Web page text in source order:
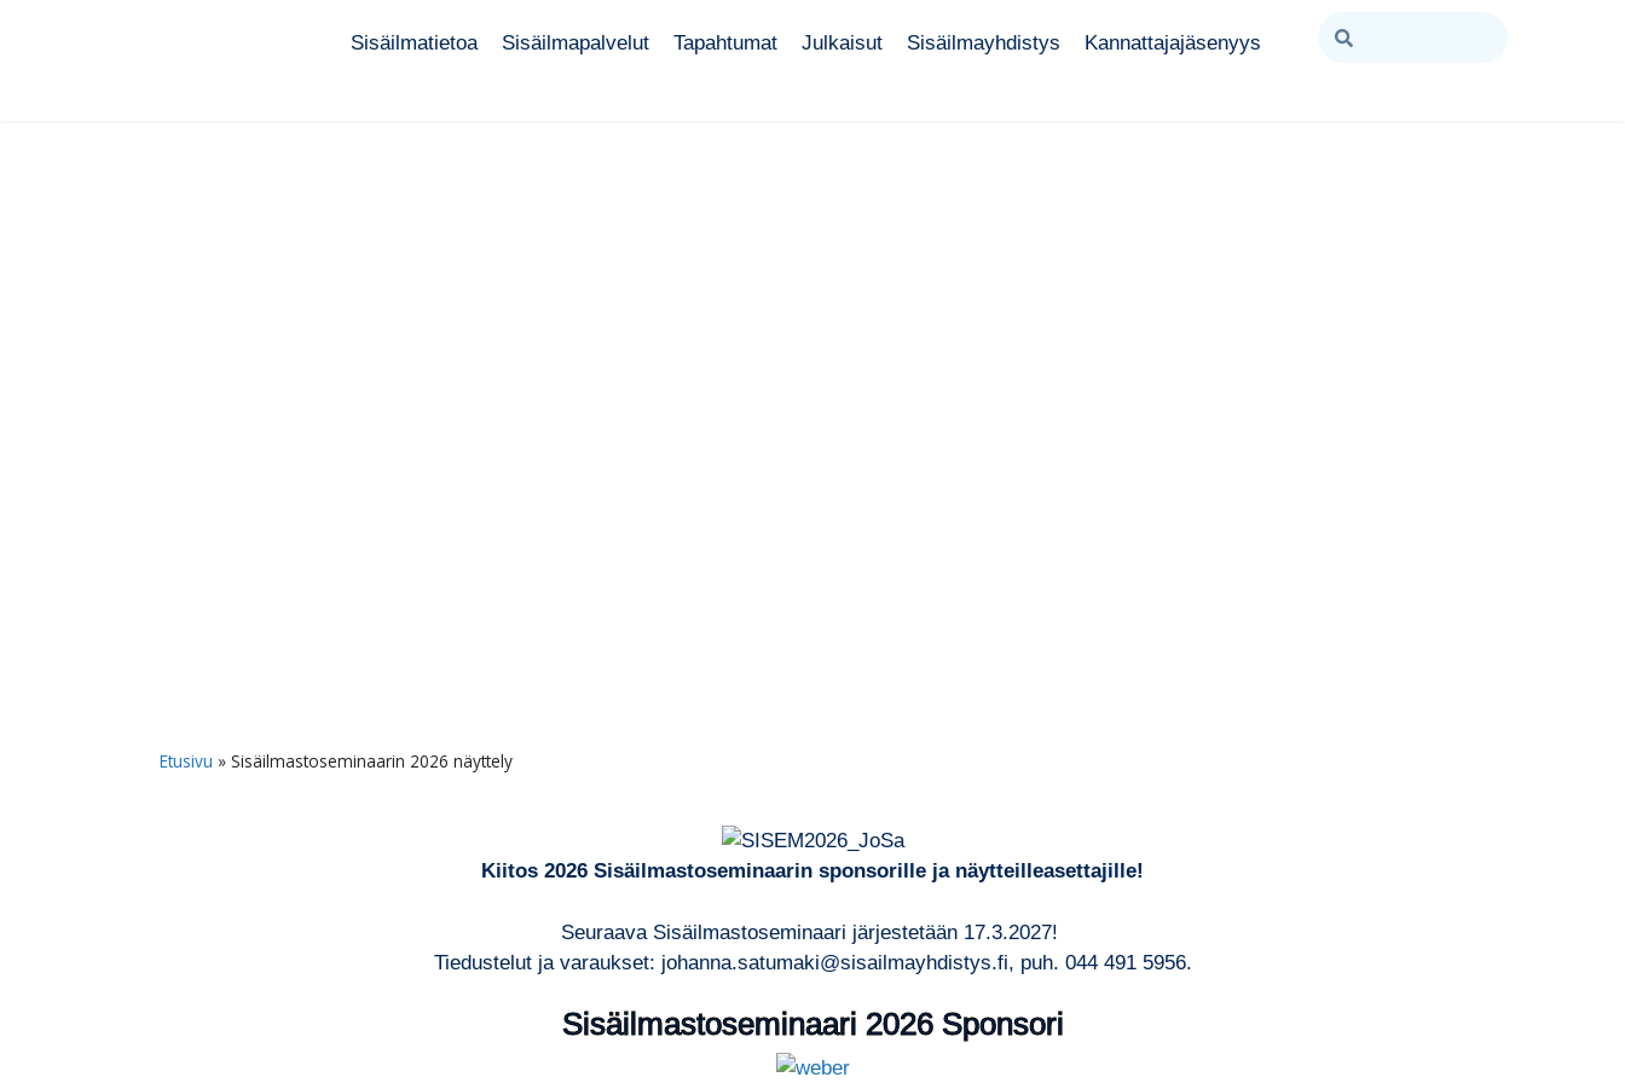
Sisäilmatietoa Sisäilmapalvelut Tapahtumat Julkaisut Sisäilmayhdistys Kannattajajäsenyys
Etusivu » Sisäilmastoseminaarin 2026 näyttely
Kiitos 2026 Sisäilmastoseminaarin sponsorille ja näytteilleasettajille!
Seuraava Sisäilmastoseminaari järjestetään 17.3.2027!
Tiedustelut ja varaukset: johanna.satumaki@sisailmayhdistys.fi, puh. 044 491 5956.
Sisäilmastoseminaari 2026 Sponsori